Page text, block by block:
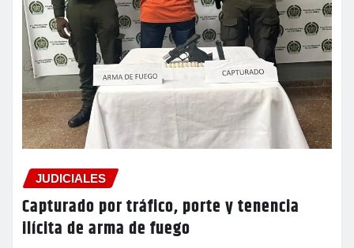
JUDICIALES
Capturado por tráfico, porte y tenencia
ilícita de arma de fuego